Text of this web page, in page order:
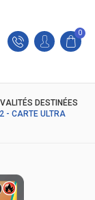
0
DESTINÉES
- CARTE ULTRA